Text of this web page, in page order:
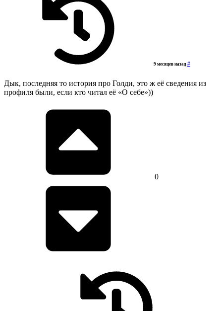
9 месяцев назад #
Дык, последняя то история про Голди, это ж её сведения из
профиля были, если кто читал её «О себе»))
0